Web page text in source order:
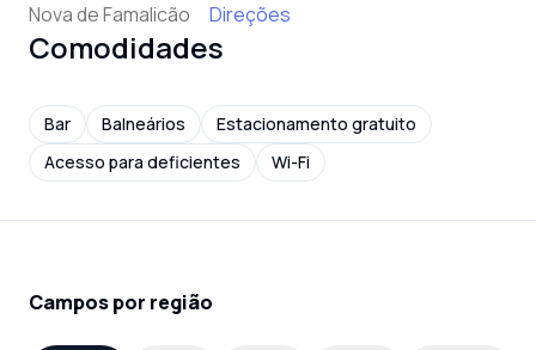
Nova de Famalicão
Direções
Comodidades
Bar Balneários
Estacionamento gratuito
Acesso para deficientes
Wi-Fi
Campos por região